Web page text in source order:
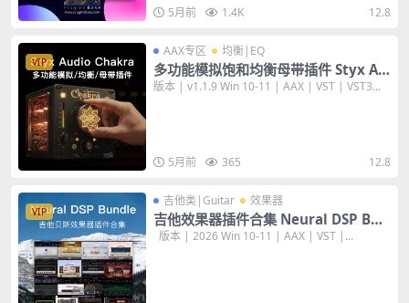
5月前 1.4K 12.8
VIP
AAX专区 均衡|EQ
多功能模拟饱和均衡母带插件 Styx Au
dio Chakra v1.1.9 [WiN+MAC]
版本 | v1.1.9 Win 10-11 | AAX | VST | VST3...
5月前 365 12.8
VIP
吉他类|Guitar 效果器
吉他效果器插件合集 Neural DSP Bun
dle 2026 [WiN+MAC] 24套
版本 | 2026 Win 10-11 | AAX | VST |...